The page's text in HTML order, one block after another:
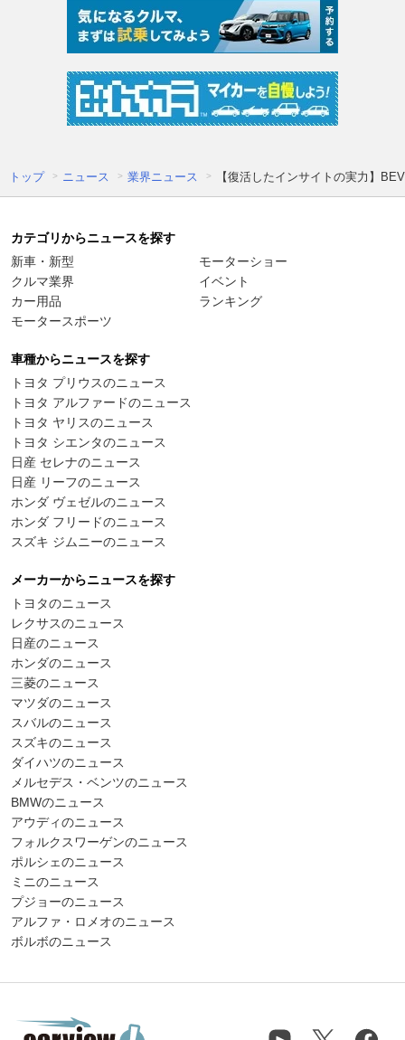
トップ ニュース 業界ニュース 【復活したインサイトの実力】
カテゴリからニュースを探す
新車・新型
クルマ業界
カー用品
モータースポーツ
モーターショー
イベント
ランキング
車種からニュースを探す
トヨタ プリウスのニュース
トヨタ アルファードのニュース
トヨタ ヤリスのニュース
トヨタ シエンタのニュース
日産 セレナのニュース
日産 リーフのニュース
ホンダ ヴェゼルのニュース
ホンダ フリードのニュース
スズキ ジムニーのニュース
メーカーからニュースを探す
トヨタのニュース
レクサスのニュース
日産のニュース
ホンダのニュース
三菱のニュース
マツダのニュース
スバルのニュース
スズキのニュース
ダイハツのニュース
メルセデス・ベンツのニュース
BMWのニュース
アウディのニュース
フォルクスワーゲンのニュース
ポルシェのニュース
ミニのニュース
プジョーのニュース
アルファ・ロメオのニュース
ボルボのニュース